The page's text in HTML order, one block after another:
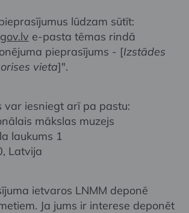
lūdzam sūtīt:
e-pasta tēmas rindā
pieprasījums - [Izstādes
vieta]".
var iesniegt arī pa pastu:
mākslas muzejs
laukums 1
Latvija
ietvaros LNMM deponē
Ja jums ir interese deponēt